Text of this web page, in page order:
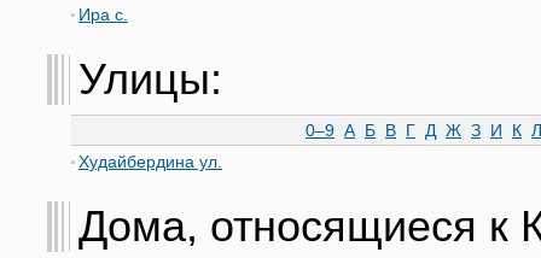
Ира с.
Улицы:
0–9 А Б В Г Д Ж З И К Л
Худайбердина ул.
Дома, относящиеся к